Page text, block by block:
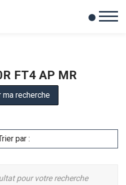
0
FT4 AP MR
par :
ma recherche
pour votre recherche